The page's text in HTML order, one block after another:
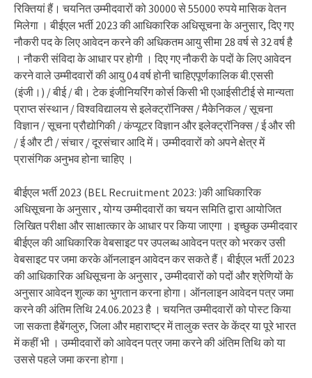
रिक्तियां हैं। चयनित उम्मीदवारों को 30000 से 55000 रुपये मासिक वेतन
मिलेगा । बीईएल भर्ती 2023 की आधिकारिक अधिसूचना के अनुसार, दिए गए
नौकरी पद के लिए आवेदन करने की अधिकतम आयु सीमा 28 वर्ष से 32 वर्ष है
। नौकरी संविदा के आधार पर होगी । दिए गए नौकरी के पदों के लिए आवेदन
करने वाले उम्मीदवारों की आयु 04 वर्ष होनी चाहिएपूर्णकालिक बी.एससी
(इंजी।) / बीई / बी। टेक इंजीनियरिंग कोर्स किसी भी एआईसीटीई से मान्यता
प्राप्त संस्थान / विश्वविद्यालय से इलेक्ट्रॉनिक्स / मैकेनिकल / सूचना
विज्ञान / सूचना प्रौद्योगिकी / कंप्यूटर विज्ञान और इलेक्ट्रॉनिक्स / ई और सी
/ ई और टी / संचार / दूरसंचार आदि में। उम्मीदवारों को अपने क्षेत्र में
प्रासंगिक अनुभव होना चाहिए ।
बीईएल भर्ती 2023 (BEL Recruitment 2023: )की आधिकारिक
अधिसूचना के अनुसार , योग्य उम्मीदवारों का चयन समिति द्वारा आयोजित
लिखित परीक्षा और साक्षात्कार के आधार पर किया जाएगा । इच्छुक उम्मीदवार
बीईएल की आधिकारिक वेबसाइट पर उपलब्ध आवेदन पत्र को भरकर उसी
वेबसाइट पर जमा करके ऑनलाइन आवेदन कर सकते हैं। बीईएल भर्ती 2023
की आधिकारिक अधिसूचना के अनुसार , उम्मीदवारों को पदों और श्रेणियों के
अनुसार आवेदन शुल्क का भुगतान करना होगा। ऑनलाइन आवेदन पत्र जमा
करने की अंतिम तिथि 24.06.2023 है । चयनित उम्मीदवारों को पोस्ट किया
जा सकता हैबेंगलुरु, जिला और महाराष्ट्र में तालुक स्तर के केंद्र या पूरे भारत
में कहीं भी । उम्मीदवारों को आवेदन पत्र जमा करने की अंतिम तिथि को या
उससे पहले जमा करना होगा।